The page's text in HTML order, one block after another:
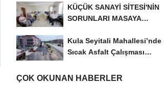
KÜÇÜK SANAYİ SİTESİ'NİN
SORUNLARI MASAYA
Kula Seyitali Mahallesi’nde
Sıcak Asfalt Çalışması
ÇOK OKUNAN HABERLER